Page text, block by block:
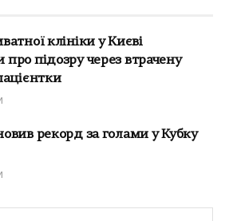
клініки у Києві
про підозру через втрачену
рекорд за голами у Кубку